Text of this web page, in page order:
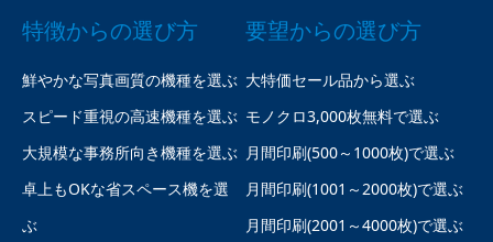
特徴からの選び方
鮮やかな写真画質の機種を選ぶ
スピード重視の高速機種を選ぶ
大規模な事務所向き機種を選ぶ
卓上もOKな省スペース機を選
ぶ
要望からの選び方
大特価セール品から選ぶ
モノクロ3,000枚無料で選ぶ
月間印刷(500～1000枚)で選ぶ
月間印刷(1001～2000枚)で選ぶ
月間印刷(2001～4000枚)で選ぶ